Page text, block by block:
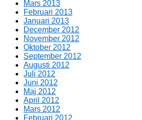
Mars 2013
Februari 2013
Januari 2013
December 2012
November 2012
Oktober 2012
September 2012
Augusti 2012
Juli 2012
Juni 2012
Maj 2012
April 2012
Mars 2012
Februari 2012